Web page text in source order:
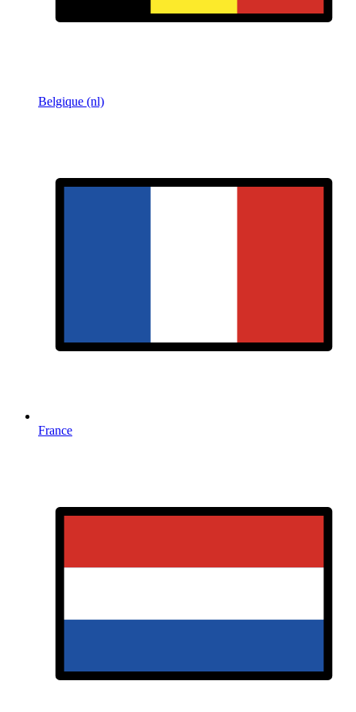
Belgique (nl)
France